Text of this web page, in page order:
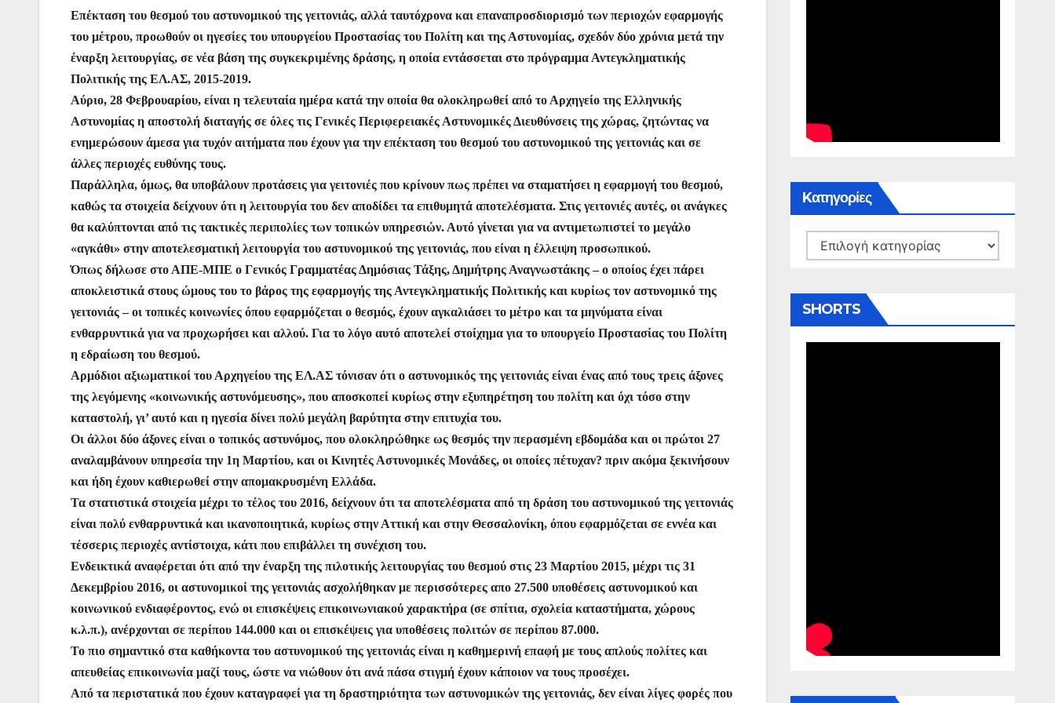
c
e
b
o
o
k
itt
er
at
s
A
p
p
ai
l
er
e
st
s
s
n
g
er
e
gr
m
er
ρ
α
τε
ίτ
ε
Επέκταση του θεσμού του αστυνομικού της γειτονιάς, αλλά ταυτόχρονα και επαναπροσδιορισμό των περιοχών εφαρμογής
του μέτρου, προωθούν οι ηγεσίες του υπουργείου Προστασίας του Πολίτη και της Αστυνομίας, σχεδόν δύο χρόνια μετά την
έναρξη λειτουργίας, σε νέα βάση της συγκεκριμένης δράσης, η οποία εντάσσεται στο πρόγραμμα Αντεγκληματικής
Πολιτικής της ΕΛ.ΑΣ, 2015-2019.
Αύριο, 28 Φεβρουαρίου, είναι η τελευταία ημέρα κατά την οποία θα ολοκληρωθεί από το Αρχηγείο της Ελληνικής
Αστυνομίας η αποστολή διαταγής σε όλες τις Γενικές Περιφερειακές Αστυνομικές Διευθύνσεις της χώρας, ζητώντας να
ενημερώσουν άμεσα για τυχόν αιτήματα που έχουν για την επέκταση του θεσμού του αστυνομικού της γειτονιάς και σε
άλλες περιοχές ευθύνης τους.
Παράλληλα, όμως, θα υποβάλουν προτάσεις για γειτονιές που κρίνουν πως πρέπει να σταματήσει η εφαρμογή του θεσμού,
καθώς τα στοιχεία δείχνουν ότι η λειτουργία του δεν αποδίδει τα επιθυμητά αποτελέσματα. Στις γειτονιές αυτές, οι ανάγκες
θα καλύπτονται από τις τακτικές περιπολίες των τοπικών υπηρεσιών. Αυτό γίνεται για να αντιμετωπιστεί το μεγάλο
«αγκάθι» στην αποτελεσματική λειτουργία του αστυνομικού της γειτονιάς, που είναι η έλλειψη προσωπικού.
Όπως δήλωσε στο ΑΠΕ-ΜΠΕ ο Γενικός Γραμματέας Δημόσιας Τάξης, Δημήτρης Αναγνωστάκης – ο οποίος έχει πάρει
αποκλειστικά στους ώμους του το βάρος της εφαρμογής της Αντεγκληματικής Πολιτικής και κυρίως τον αστυνομικό της
γειτονιάς – οι τοπικές κοινωνίες όπου εφαρμόζεται ο θεσμός, έχουν αγκαλιάσει το μέτρο και τα μηνύματα είναι
ενθαρρυντικά για να προχωρήσει και αλλού. Για το λόγο αυτό αποτελεί στοίχημα για το υπουργείο Προστασίας του Πολίτη
η εδραίωση του θεσμού.
Αρμόδιοι αξιωματικοί του Αρχηγείου της ΕΛ.ΑΣ τόνισαν ότι ο αστυνομικός της γειτονιάς είναι ένας από τους τρεις άξονες
της λεγόμενης «κοινωνικής αστυνόμευσης», που αποσκοπεί κυρίως στην εξυπηρέτηση του πολίτη και όχι τόσο στην
καταστολή, γι’ αυτό και η ηγεσία δίνει πολύ μεγάλη βαρύτητα στην επιτυχία του.
Οι άλλοι δύο άξονες είναι ο τοπικός αστυνόμος, που ολοκληρώθηκε ως θεσμός την περασμένη εβδομάδα και οι πρώτοι 27
αναλαμβάνουν υπηρεσία την 1η Μαρτίου, και οι Κινητές Αστυνομικές Μονάδες, οι οποίες πέτυχαν? πριν ακόμα ξεκινήσουν
και ήδη έχουν καθιερωθεί στην απομακρυσμένη Ελλάδα.
Τα στατιστικά στοιχεία μέχρι το τέλος του 2016, δείχνουν ότι τα αποτελέσματα από τη δράση του αστυνομικού της γειτονιάς
είναι πολύ ενθαρρυντικά και ικανοποιητικά, κυρίως στην Αττική και στην Θεσσαλονίκη, όπου εφαρμόζεται σε εννέα και
τέσσερις περιοχές αντίστοιχα, κάτι που επιβάλλει τη συνέχιση του.
Ενδεικτικά αναφέρεται ότι από την έναρξη της πιλοτικής λειτουργίας του θεσμού στις 23 Μαρτίου 2015, μέχρι τις 31
Δεκεμβρίου 2016, οι αστυνομικοί της γειτονιάς ασχολήθηκαν με περισσότερες απο 27.500 υποθέσεις αστυνομικού και
κοινωνικού ενδιαφέροντος, ενώ οι επισκέψεις επικοινωνιακού χαρακτήρα (σε σπίτια, σχολεία καταστήματα, χώρους
κ.λ.π.), ανέρχονται σε περίπου 144.000 και οι επισκέψεις για υποθέσεις πολιτών σε περίπου 87.000.
Το πιο σημαντικό στα καθήκοντα του αστυνομικού της γειτονιάς είναι η καθημερινή επαφή με τους απλούς πολίτες και
απευθείας επικοινωνία μαζί τους, ώστε να νιώθουν ότι ανά πάσα στιγμή έχουν κάποιον να τους προσέχει.
Από τα περιστατικά που έχουν καταγραφεί για τη δραστηριότητα των αστυνομικών της γειτονιάς, δεν είναι λίγες φορές που
Kατηγορίες
Kατηγορίες
SHORTS